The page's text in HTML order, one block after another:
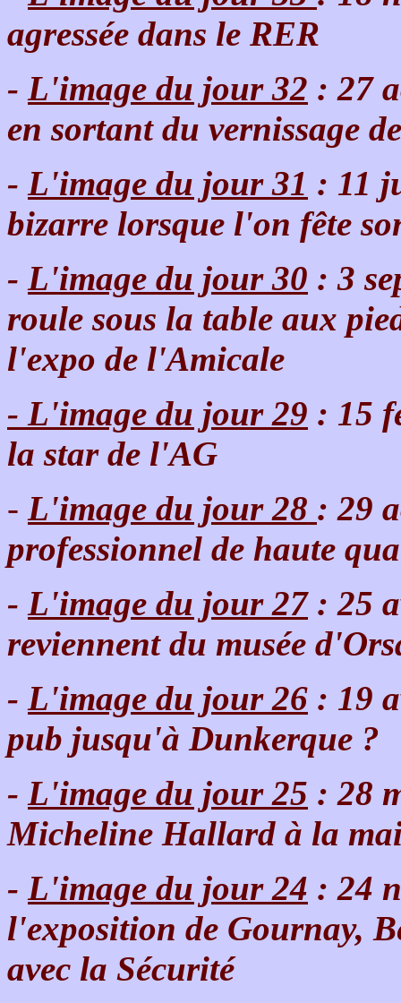
agressée dans le RER
- L'image du jour 32 : 27
en sortant du vernissage
- L'image du jour 31 : 11
bizarre lorsque l'on fête
- L'image du jour 30 : 3
roule sous la table aux
l'expo de l'Amicale
- L'image du jour 29 : 15
la star de l'AG
- L'image du jour 28 : 29
professionnel de haute
- L'image du jour 27: 25
reviennent du musée
- L'image du jour 26 : 19
pub jusqu'à Dunkerque ?
- L'image du jour 25 : 28
Micheline Hallard à la
- L'image du jour 24 : 24
l'exposition de Gournay,
avec la Sécurité